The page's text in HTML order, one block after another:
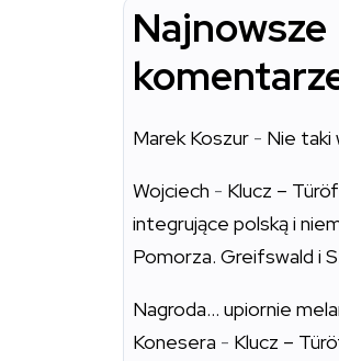
Najnowsze
Marek Koszur - Nie taki
Wojciech - Klucz –
integrujące polską i
Pomorza. Greifswald i
Nagroda… upiornie
Konesera - Klucz –